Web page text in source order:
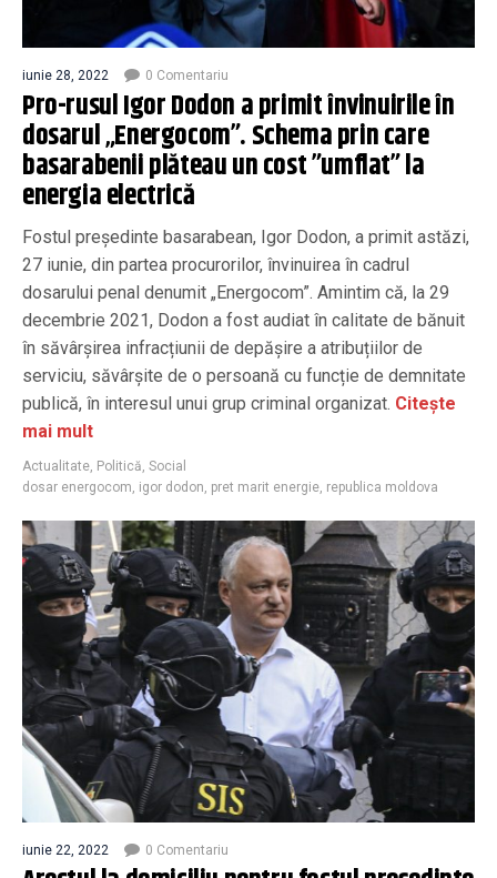
iunie 28, 2022 0 Comentariu
Pro-rusul Igor Dodon a primit învinuirile în
dosarul „Energocom”. Schema prin care
basarabenii plăteau un cost ”umflat” la
energia electrică
Fostul președinte basarabean, Igor Dodon, a primit astăzi,
27 iunie, din partea procurorilor, învinuirea în cadrul
dosarului penal denumit „Energocom”. Amintim că, la 29
decembrie 2021, Dodon a fost audiat în calitate de bănuit
în săvârșirea infracțiunii de depășire a atribuțiilor de
serviciu, săvârșite de o persoană cu funcție de demnitate
publică, în interesul unui grup criminal organizat. Citește
mai mult
Actualitate, Politică, Social
dosar energocom, igor dodon, pret marit energie, republica moldova
iunie 22, 2022 0 Comentariu